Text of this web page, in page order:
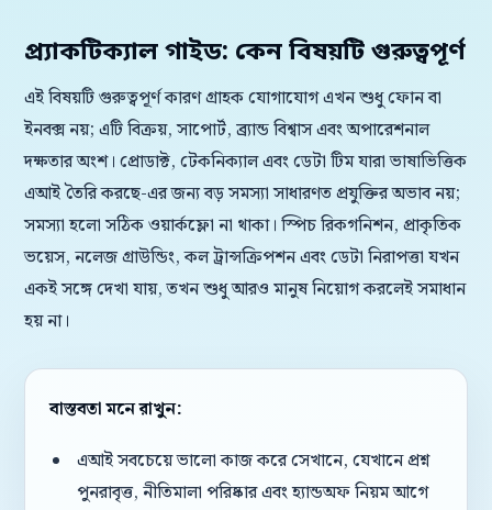
প্র্যাকটিক্যাল গাইড: কেন বিষয়টি গুরুত্বপূর্ণ
এই বিষয়টি গুরুত্বপূর্ণ কারণ গ্রাহক যোগাযোগ এখন শুধু ফোন বা
ইনবক্স নয়; এটি বিক্রয়, সাপোর্ট, ব্র্যান্ড বিশ্বাস এবং অপারেশনাল
দক্ষতার অংশ। প্রোডাক্ট, টেকনিক্যাল এবং ডেটা টিম যারা ভাষাভিত্তিক
এআই তৈরি করছে-এর জন্য বড় সমস্যা সাধারণত প্রযুক্তির অভাব নয়;
সমস্যা হলো সঠিক ওয়ার্কফ্লো না থাকা। স্পিচ রিকগনিশন, প্রাকৃতিক
ভয়েস, নলেজ গ্রাউন্ডিং, কল ট্রান্সক্রিপশন এবং ডেটা নিরাপত্তা যখন
একই সঙ্গে দেখা যায়, তখন শুধু আরও মানুষ নিয়োগ করলেই সমাধান
হয় না।
বাস্তবতা মনে রাখুন:
এআই সবচেয়ে ভালো কাজ করে সেখানে, যেখানে প্রশ্ন
পুনরাবৃত্ত, নীতিমালা পরিষ্কার এবং হ্যান্ডঅফ নিয়ম আগে